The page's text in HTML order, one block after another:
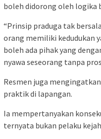
boleh didorong oleh logika
“Prinsip praduga tak
orang memiliki kedudukan
boleh ada pihak yang
nyawa seseorang tanpa
Resmen juga
praktik di lapangan.
Ia mempertanyakan
ternyata bukan pelaku